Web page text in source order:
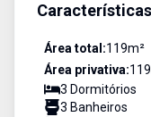
Características
Área total:119m²
Área privativa:119
3 Dormitórios
3 Banheiros